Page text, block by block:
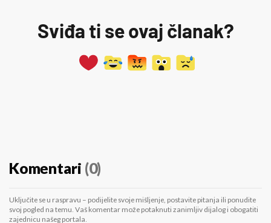
Sviđa ti se ovaj članak?
Komentari (0)
Uključite se u raspravu – podijelite svoje mišljenje, postavite pitanja ili ponudite
svoj pogled na temu. Vaš komentar može potaknuti zanimljiv dijalog i obogatiti
zajednicu našeg portala.